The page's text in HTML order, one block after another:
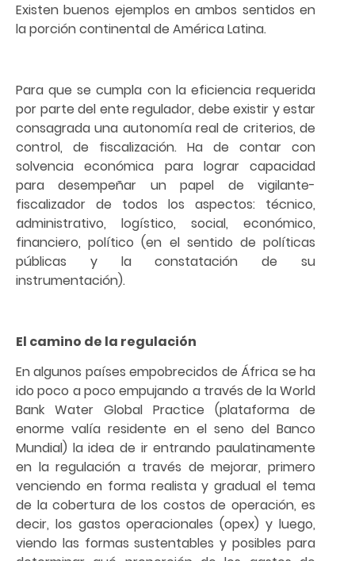
Existen buenos ejemplos en ambos sentidos en
la porción continental de América Latina.
Para que se cumpla con la eficiencia requerida
por parte del ente regulador, debe existir y estar
consagrada una autonomía real de criterios, de
control, de fiscalización. Ha de contar con
solvencia económica para lograr capacidad
para desempeñar un papel de vigilante-
fiscalizador de todos los aspectos: técnico,
administrativo, logístico, social, económico,
financiero, político (en el sentido de políticas
públicas y la constatación de su
instrumentación).
El camino de la regulación
En algunos países empobrecidos de África se ha
ido poco a poco empujando a través de la World
Bank Water Global Practice (plataforma de
enorme valía residente en el seno del Banco
Mundial) la idea de ir entrando paulatinamente
en la regulación a través de mejorar, primero
venciendo en forma realista y gradual el tema
de la cobertura de los costos de operación, es
decir, los gastos operacionales (opex) y luego,
viendo las formas sustentables y posibles para